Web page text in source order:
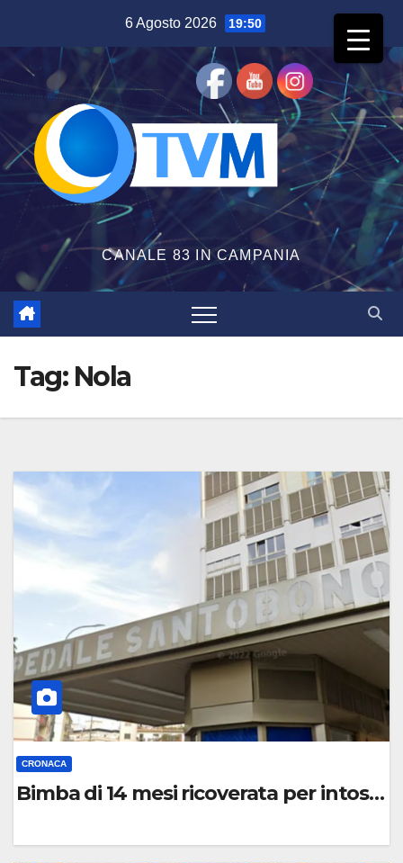
contenuto
6 Agosto 2026 19:50
CANALE 83 IN CAMPANIA
Tag: Nola
CRONACA
Bimba di 14 mesi ricoverata per
0